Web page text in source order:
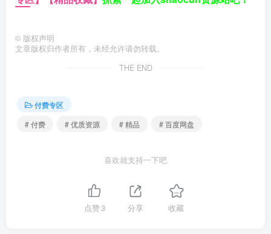
© 版权声明
文章版权归作者所有，未经允许请勿转载。
THE END
付费专区
# 付费
# 优质资源 # 精品 # 百度网盘
喜欢就支持一下吧
点赞3 分享 收藏